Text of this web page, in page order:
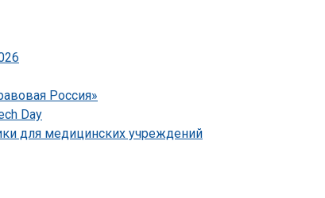
Россия»
Day
для медицинских учреждений